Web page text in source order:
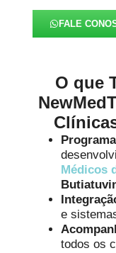
FALE
O que
Médicos
e
todos os